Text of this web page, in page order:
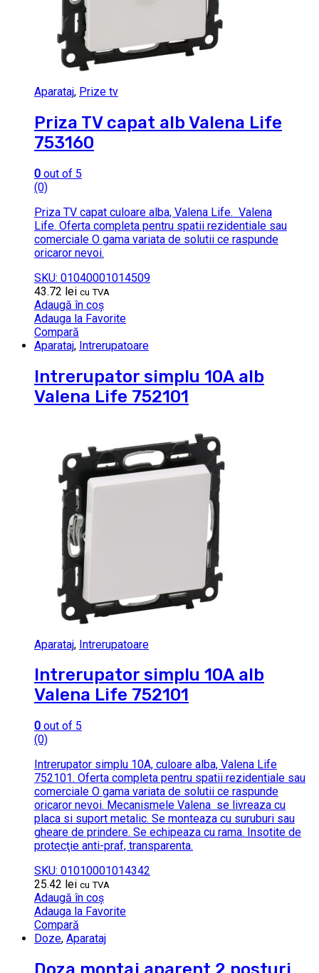
Aparataj, Prize tv
Priza TV capat alb Valena Life
753160
0 out of 5
(0)
Priza TV capat culoare alba, Valena Life. Valena
Life. Oferta completa pentru spatii rezidentiale sau
comerciale O gama variata de solutii ce raspunde
oricaror nevoi.
SKU: 01040001014509
43.72 lei cu TVA
Adaugă în coș
Adauga la Favorite
Compară
Aparataj, Intrerupatoare
Intrerupator simplu 10A alb
Valena Life 752101
Aparataj, Intrerupatoare
Intrerupator simplu 10A alb
Valena Life 752101
0 out of 5
(0)
Intrerupator simplu 10A, culoare alba, Valena Life
752101. Oferta completa pentru spatii rezidentiale sau
comerciale O gama variata de solutii ce raspunde
oricaror nevoi. Mecanismele Valena se livreaza cu
placa si suport metalic. Se monteaza cu suruburi sau
gheare de prindere. Se echipeaza cu rama. Insotite de
protecţie anti-praf, transparenta.
SKU: 01010001014342
25.42 lei cu TVA
Adaugă în coș
Adauga la Favorite
Compară
Doze, Aparataj